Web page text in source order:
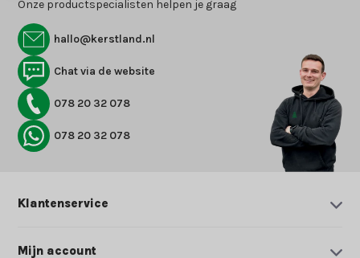
Onze productspecialisten helpen je graag
hallo@kerstland.nl
Chat via de website
078 20 32 078
078 20 32 078
Klantenservice
Mijn account